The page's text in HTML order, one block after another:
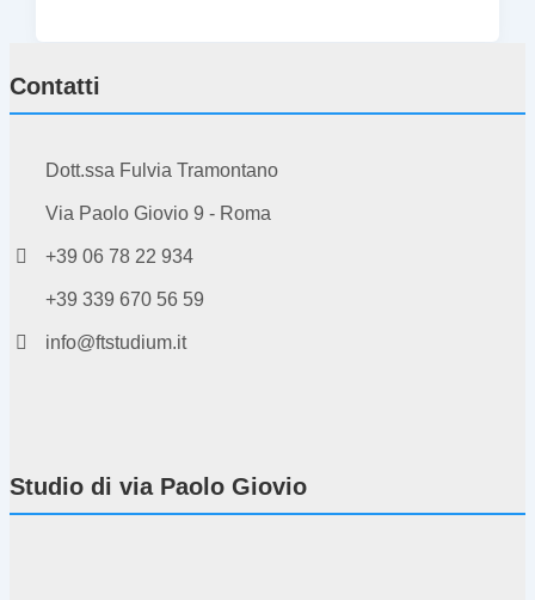
Contatti
Dott.ssa Fulvia Tramontano
Via Paolo Giovio 9 - Roma
+39 06 78 22 934
+39 339 670 56 59
info@ftstudium.it
Studio di via Paolo Giovio